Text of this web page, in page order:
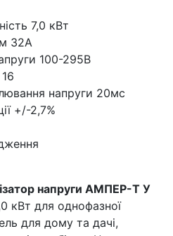
7,0 кВт
32А
100-295В
напруги 20мс
+/-2,7%
напруги АМПЕР-Т У
кВт для однофазної
для дому та дачі,